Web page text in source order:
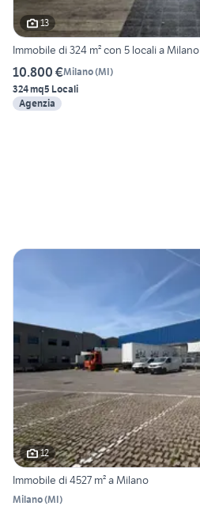
13
Immobile di 324 m² con 5 locali a Milano
10.800 €Milano(MI)
324 mq5 Locali
Agenzia
12
Immobile di 4527 m² a Milano
Milano(MI)